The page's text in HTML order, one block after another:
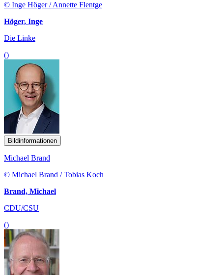
© Inge Höger / Annette Flentge
Höger, Inge
Die Linke
()
Bildinformationen
Michael Brand
© Michael Brand / Tobias Koch
Brand, Michael
CDU/CSU
()